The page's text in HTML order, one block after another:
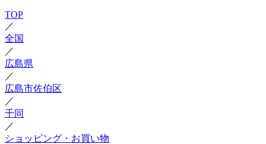
TOP
／
全国
／
広島県
／
広島市佐伯区
／
千同
／
ショッピング・お買い物